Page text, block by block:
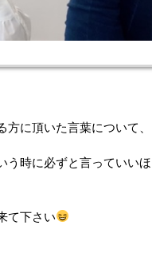
に頂いた言葉について、
う時に必ずと言っていい
て下さい